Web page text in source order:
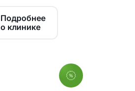
Подробнее
о клинике